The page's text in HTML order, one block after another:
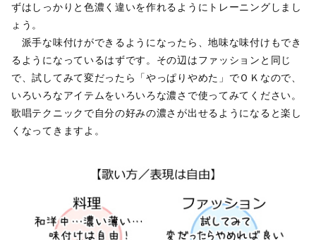
ずはしっかりと色濃く違いを作れるようにトレーニングしまし
ょう。
派手な味付けができるようになったら、地味な味付けもでき
るようになっているはずです。その辺はファッションと同じ
で、試してみて変だったら「やっぱりやめた」でＯＫなので、
いろいろなアイテムをいろいろな濃さで使ってみてください。
歌唱テクニックで自分の好みの濃さが出せるようになると楽し
くなってきますよ。